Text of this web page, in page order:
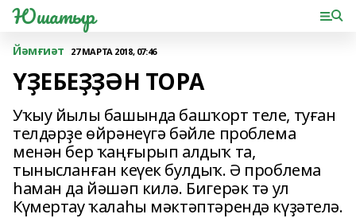
Юшатыр
Йәмғиәт 27 МАРТА 2018, 07:46
ҮҘЕБЕҘҘӘН ТОРА
Уҡыу йылы башында башҡорт теле, туған
телдәрҙе өйрәнеүгә бәйле проблема
менән бер ҡаңғырып алдыҡ та,
тынысланған кеүек булдыҡ. Ә проблема
һаман да йәшәп килә. Бигерәк тә ул
Күмертау ҡалаһы мәктәптәрендә күҙәтелә.